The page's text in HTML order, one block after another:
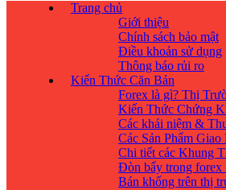
Trang chủ
Giới thiệu
Chính sách bảo mật
Điều khoản sử dụng
Thông báo rủi ro
Kiến Thức Căn Bản
Forex là gì? Thị
Kiến Thức Chứng
Các khái niệm &
Các Sản Phẩm
Chi tiết các Khung
Đòn bẩy trong forex
Bán khống trên thị